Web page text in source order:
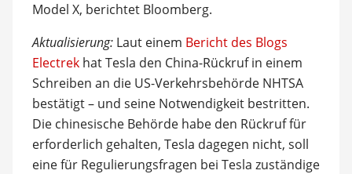
Model X, berichtet Bloomberg.
Aktualisierung:Laut einem Bericht des Blogs
Electrek hat Tesla den China-Rückruf in einem
Schreiben an die US-Verkehrsbehörde NHTSA
bestätigt – und seine Notwendigkeit bestritten.
Die chinesische Behörde habe den Rückruf für
erforderlich gehalten, Tesla dagegen nicht, soll
eine für Regulierungsfragen bei Tesla zuständige